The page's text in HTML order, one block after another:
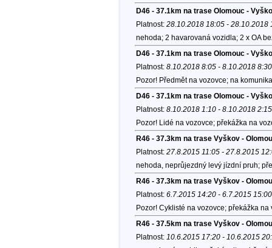
D46 - 37.1km na trase Olomouc -
Platnost: 28.10.2018 18:05 - 28.10.2018
nehoda; 2 havarovaná vozidla; 2 x OA
D46 - 37.1km na trase Olomouc -
Platnost: 8.10.2018 8:05 - 8.10.2018 8:30
Pozor! Předmět na vozovce; na
D46 - 37.1km na trase Olomouc -
Platnost: 8.10.2018 1:10 - 8.10.2018 2:15
Pozor! Lidé na vozovce; překážka na
R46 - 37.3km na trase Vyškov -
Platnost: 27.8.2015 11:05 - 27.8.2015
nehoda, neprůjezdný levý jízdní pruh;
R46 - 37.3km na trase Vyškov -
Platnost: 6.7.2015 14:20 - 6.7.2015 15:00
Pozor! Cyklisté na vozovce; překážka
R46 - 37.5km na trase Vyškov -
Platnost: 10.6.2015 17:20 - 10.6.2015